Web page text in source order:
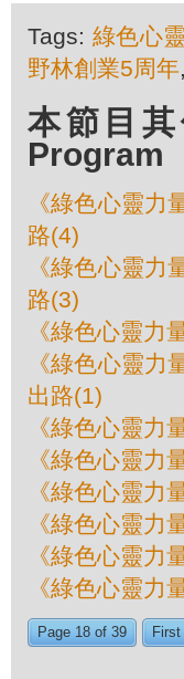
Tags: 綠色心
野林創業5周年,
本節目
Program
《綠色心靈
路(4)
《綠色心靈
路(3)
《綠色心靈
《綠色心靈
出路(1)
《綠色心靈力
《綠色心靈力
《綠色心靈力
《綠色心靈力
《綠色心靈力
《綠色心靈力
Page 18 of 39 First